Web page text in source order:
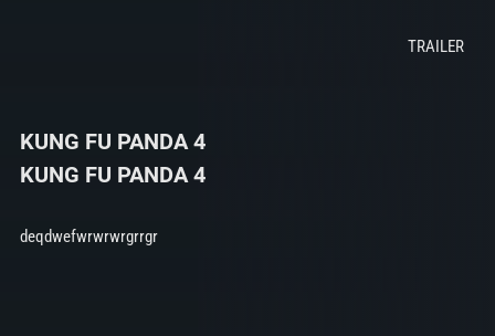
KUNG FU PANDA 4
KUNG FU PANDA 4
deqdwefwrwrwrgrrgr